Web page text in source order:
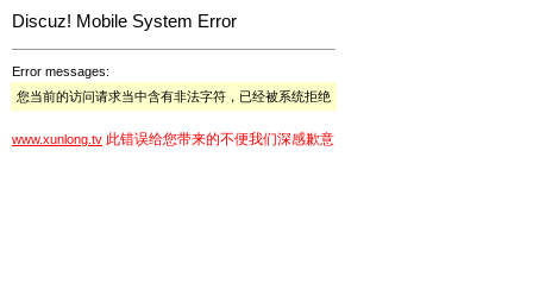
Discuz! Mobile System Error
Error messages:
您当前的访问请求当中含有非法字符，已经被系统拒绝
www.xunlong.tv 此错误给您带来的不便我们深感歉意